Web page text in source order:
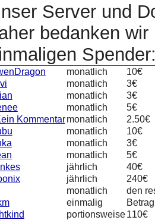
Server und
bedanken
monatlich
10€
monatlich
3€
monatlich
3€
monatlich
5€
Kommentarmonatlich
2.50€
monatlich
10€
monatlich
3€
monatlich
5€
jährlich
40€
jährlich
240€
monatlich
den
einmalig
portionsweise110€